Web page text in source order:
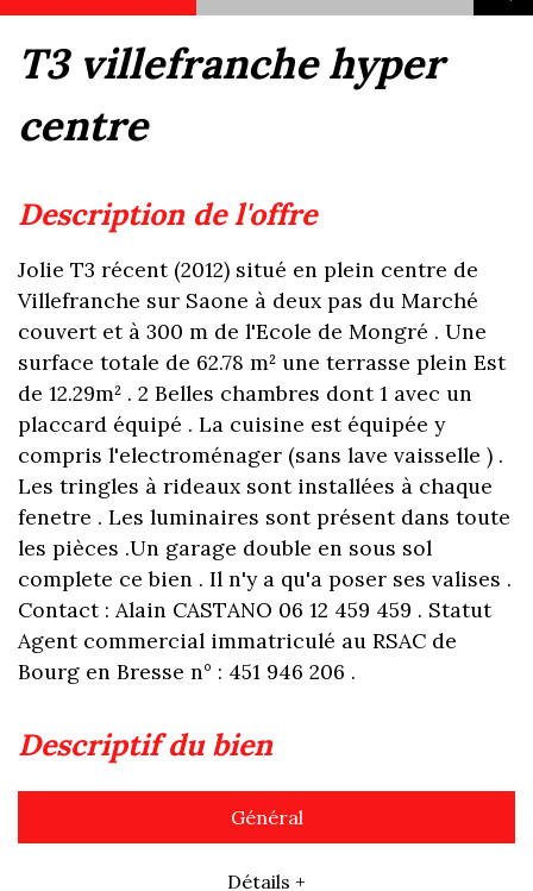
t3 villefranche hyper
centre
description de l'offre
Jolie T3 récent (2012) situé en plein centre de
Villefranche sur Saone à deux pas du Marché
couvert et à 300 m de l'Ecole de Mongré . Une
surface totale de 62.78 m² une terrasse plein Est
de 12.29m² . 2 Belles chambres dont 1 avec un
placcard équipé . La cuisine est équipée y
compris l'electroménager (sans lave vaisselle ) .
Les tringles à rideaux sont installées à chaque
fenetre . Les luminaires sont présent dans toute
les pièces .Un garage double en sous sol
complete ce bien . Il n'y a qu'a poser ses valises .
Contact : Alain CASTANO 06 12 459 459 . Statut
Agent commercial immatriculé au RSAC de
Bourg en Bresse n° : 451 946 206 .
descriptif du bien
Général
Détails +